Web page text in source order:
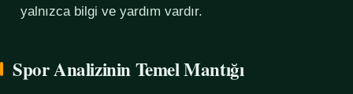
yalnızca bilgi ve yardım vardır.
Spor Analizinin Temel Mantığı